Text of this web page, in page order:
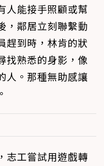
人能接手照顧或幫
，鄰居立刻聯繫動
趕到時，林肯的狀
找熟悉的身影，像
人。那種無助感讓
志工嘗試用遊戲轉